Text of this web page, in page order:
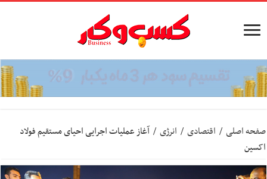
صفحه اصلی / اقتصادی / انرژی / آغاز عملیات اجرایی احیای مستقیم فولاد
اکسین